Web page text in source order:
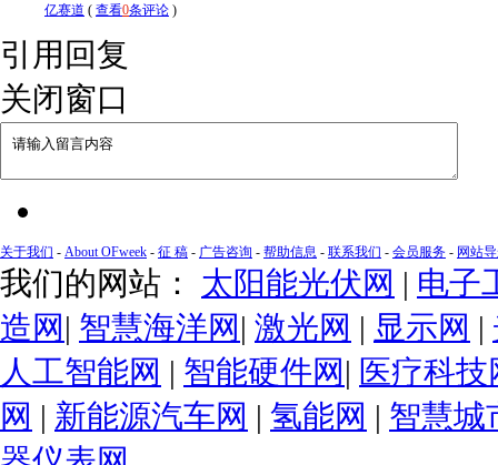
亿赛道 ( 查看0条评论 )
引用回复
关闭窗口
关于我们 - About OFweek - 征 稿 - 广告咨询 - 帮助信息 - 联系我们 - 会员服务 - 网站
我们的网站： 太阳能光伏网 | 电子
造网 | 智慧海洋网 | 激光网 | 显示网 |
人工智能网 | 智能硬件网 | 医疗科技
网 | 新能源汽车网 | 氢能网 | 智慧城